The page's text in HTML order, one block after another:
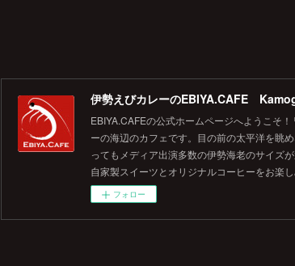
伊勢えびカレーのEBIYA.CAFE
EBIYA.CAFEの公式ホームページへようこそ
ーの海辺のカフェです。目の前の太平洋を眺
ってもメディア出演多数の伊勢海老のサイズ
自家製スイーツとオリジナルコーヒーをお楽し
フォロー